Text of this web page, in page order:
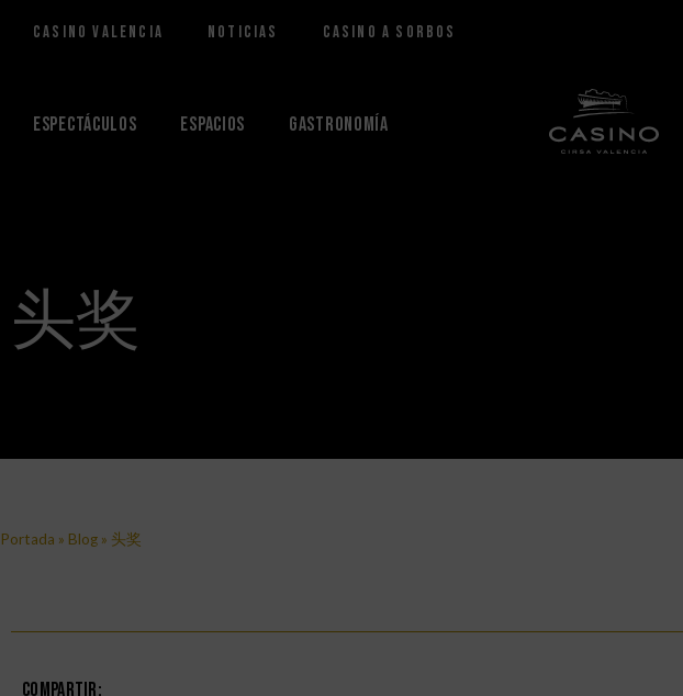
contenido
Casino Valencia Noticias Casino a Sorbos
Espectáculos Espacios Gastronomía
头奖
Portada » Blog » 头奖
Compartir: